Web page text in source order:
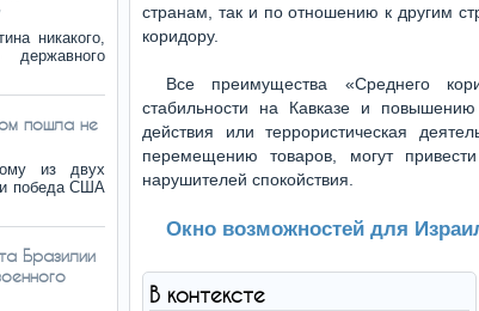
никакого,
державного
пошла не
из двух
и победа США
Бразилии
странам, так и по отношению к другим
коридору.
Все преимущества «Среднего
стабильности на Кавказе и
действия или террористическая
перемещению товаров, могут
нарушителей спокойствия.
Окно возможностей для
В контексте